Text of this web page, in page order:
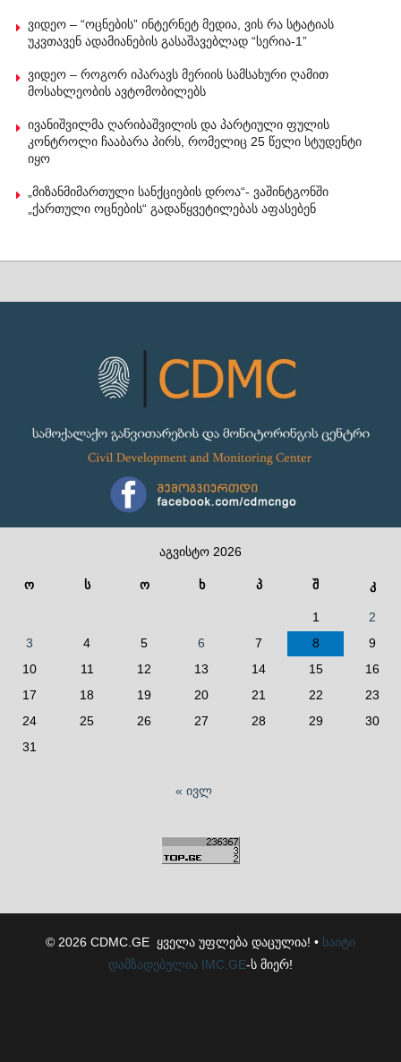
ვიდეო – “ოცნების” ინტერნეტ მედია, ვის რა სტატიას
უკვთავენ ადამიანების გასაშავებლად “სერია-1”
ვიდეო – როგორ იპარავს მერიის სამსახური ღამით
მოსახლეობის ავტომობილებს
ივანიშვილმა ღარიბაშვილის და პარტიული ფულის
კონტროლი ჩააბარა პირს, რომელიც 25 წელი სტუდენტი
იყო
„მიზანმიმართული სანქციების დროა“- ვაშინტგონში
„ქართული ოცნების“ გადაწყვეტილებას აფასებენ
აგვისტო 2026
ო ს ო ხ პ შ კ
1
2
3
4 5 6 7 8
9
10
11 12 13 14 15
16
17
18 19 20 21 22
23
24
25 26 27 28 29
30
31
« ივლ
© 2026 CDMC.GE ყველა უფლება დაცულია! • საიტი
დამზადებულია
IMC.GE-ს მიერ!